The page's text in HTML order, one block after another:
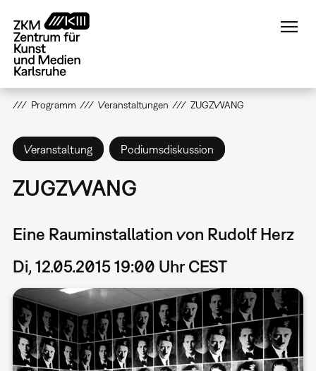
zum
Inhalt
Programm Veranstaltungen ZUGZWANG
Veranstaltung Podiumsdiskussion
ZUGZWANG
Eine Rauminstallation von Rudolf Herz
Di, 12.05.2015 19:00 Uhr CEST